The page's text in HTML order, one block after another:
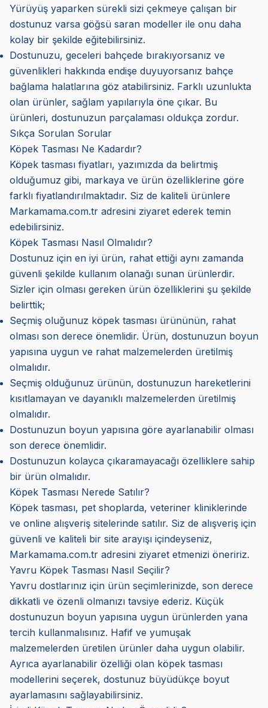
Yürüyüş yaparken sürekli sizi çekmeye çalışan bir
dostunuz varsa göğsü saran modeller ile onu daha
kolay bir şekilde eğitebilirsiniz.
Dostunuzu, geceleri bahçede bırakıyorsanız ve
güvenlikleri hakkında endişe duyuyorsanız bahçe
bağlama halatlarına göz atabilirsiniz. Farklı uzunlukta
olan ürünler, sağlam yapılarıyla öne çıkar. Bu
ürünleri, dostunuzun parçalaması oldukça zordur.
Sıkça Sorulan Sorular
Köpek Tasması Ne Kadardır?
Köpek tasması fiyatları, yazımızda da belirtmiş
olduğumuz gibi, markaya ve ürün özelliklerine göre
farklı fiyatlandırılmaktadır. Siz de kaliteli ürünlere
Markamama.com.tr adresini ziyaret ederek temin
edebilirsiniz.
Köpek Tasması Nasıl Olmalıdır?
Dostunuz için en iyi ürün, rahat ettiği aynı zamanda
güvenli şekilde kullanım olanağı sunan ürünlerdir.
Sizler için olması gereken ürün özelliklerini şu şekilde
belirttik;
Seçmiş oluğunuz köpek tasması ürününün, rahat
olması son derece önemlidir. Ürün, dostunuzun boyun
yapısına uygun ve rahat malzemelerden üretilmiş
olmalıdır.
Seçmiş olduğunuz ürünün, dostunuzun hareketlerini
kısıtlamayan ve dayanıklı malzemelerden üretilmiş
olmalıdır.
Dostunuzun boyun yapısına göre ayarlanabilir olması
son derece önemlidir.
Dostunuzun kolayca çıkaramayacağı özelliklere sahip
bir ürün olmalıdır.
Köpek Tasması Nerede Satılır?
Köpek tasması, pet shoplarda, veteriner kliniklerinde
ve online alışveriş sitelerinde satılır. Siz de alışveriş için
güvenli ve kaliteli bir site arayışı içindeyseniz,
Markamama.com.tr adresini ziyaret etmenizi öneririz.
Yavru Köpek Tasması Nasıl Seçilir?
Yavru dostlarınız için ürün seçimlerinizde, son derece
dikkatli ve özenli olmanızı tavsiye ederiz. Küçük
dostunuzun boyun yapısına uygun ürünlerden yana
tercih kullanmalısınız. Hafif ve yumuşak
malzemelerden üretilen ürünler daha uygun olabilir.
Ayrıca ayarlanabilir özelliği olan köpek tasması
modellerini seçerek, dostunuz büyüdükçe boyut
ayarlamasını sağlayabilirsiniz.